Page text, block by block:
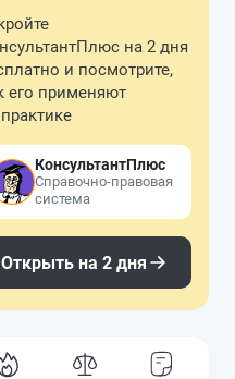
на 2 дня
и посмотрите,
его применяют
КонсультантПлюс
Справочно-правовая
система
Открыть на 2 дня